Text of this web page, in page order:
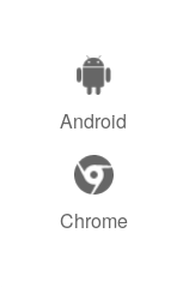
Android
Chrome